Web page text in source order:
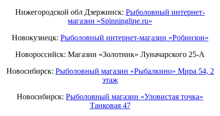
Нижегородской обл Дзержинск: Рыболовный интернет-
магазин «Spinningline.ru»
Новокузнецк: Рыболовный интернет-магазин «Робинзон»
Новороссийск: Магазин «Золотник» Луначарского 25-А
Новосибирск: Рыболовный магазин «Рыбалкино» Мира 54, 2
этаж
Новосибирск: Рыболовный магазин «Уловистая точка»
Танковая 47